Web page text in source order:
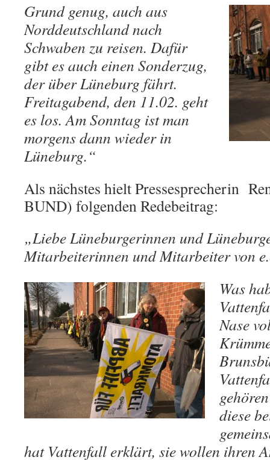
Grund genug, auch aus
Norddeutschland nach
Schwaben zu reisen. Dafür
gibt es auch einen Sonderzug,
der über Lüneburg fährt.
Freitagabend, den 11.02. geht
es los. Am Sonntag ist man
morgens dann wieder in
Lüneburg.“
Als nächstes hielt Pressesprecherin
BUND) folgenden Redebeitrag:
„Liebe Lüneburgerinnen und
Mitarbeiterinnen und Mitarbeiter von
Was
Nase
diese
hat Vattenfall erklärt, sie wollen ihren